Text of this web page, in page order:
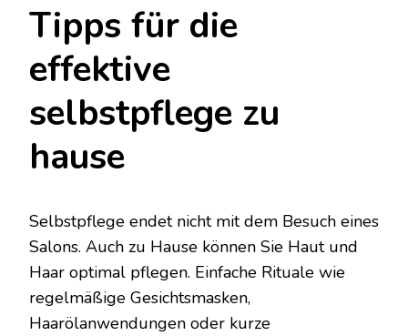
Tipps für die
effektive
selbstpflege zu
hause
Selbstpflege endet nicht mit dem Besuch eines
Salons. Auch zu Hause können Sie Haut und
Haar optimal pflegen. Einfache Rituale wie
regelmäßige Gesichtsmasken,
Haarölanwendungen oder kurze